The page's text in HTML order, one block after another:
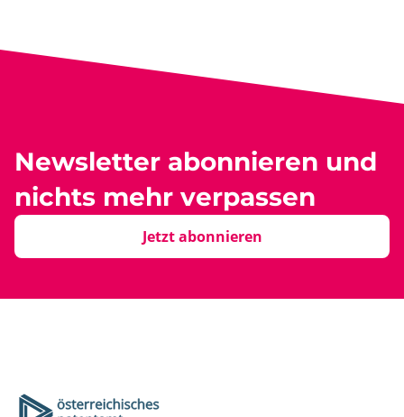
Newsletter abonnieren und
nichts mehr verpassen
Jetzt abonnieren